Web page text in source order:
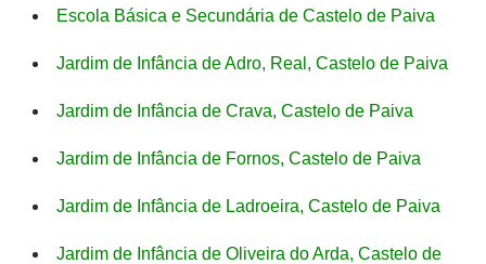
Escola Básica e Secundária de Castelo de Paiva
Jardim de Infância de Adro, Real, Castelo de Paiva
Jardim de Infância de Crava, Castelo de Paiva
Jardim de Infância de Fornos, Castelo de Paiva
Jardim de Infância de Ladroeira, Castelo de Paiva
Jardim de Infância de Oliveira do Arda, Castelo de